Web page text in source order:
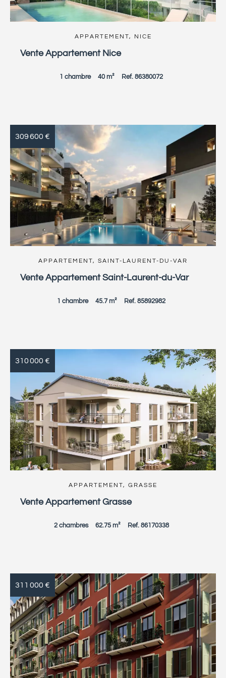
APPARTEMENT, NICE
Vente Appartement Nice
1 chambre 40 m² Ref. 86380072
APPARTEMENT, SAINT-LAURENT-DU-VAR
Vente Appartement Saint-Laurent-du-Var
1 chambre 45.7 m² Ref. 85892982
309 600 €
APPARTEMENT, GRASSE
Vente Appartement Grasse
2 chambres 62.75 m² Ref. 86170338
310 000 €
311 000 €